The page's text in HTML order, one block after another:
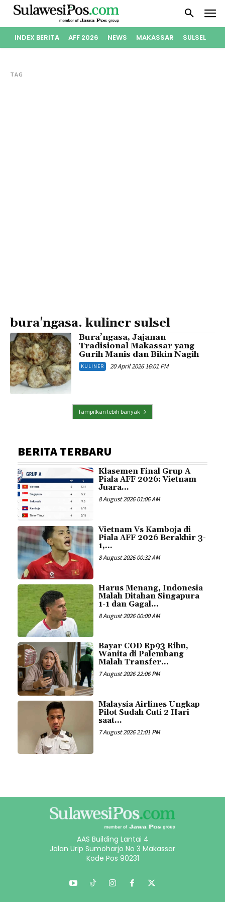
INDEX BERITA AFF 2026 NEWS MAKASSAR SULSEL
TAG
bura'ngasa. kuliner sulsel
Bura’ngasa, Jajanan
Tradisional Makassar yang
Gurih Manis dan Bikin Nagih
KULINER 20 April 2026 16:01 PM
Tampilkan lebih banyak
BERITA TERBARU
Klasemen Final Grup A
Piala AFF 2026: Vietnam
Juara...
8 August 2026 01:06 AM
Vietnam Vs Kamboja di
Piala AFF 2026 Berakhir 3-
1,...
8 August 2026 00:32 AM
Harus Menang, Indonesia
Malah Ditahan Singapura
1-1 dan Gagal...
8 August 2026 00:00 AM
Bayar COD Rp93 Ribu,
Wanita di Palembang
Malah Transfer...
7 August 2026 22:06 PM
Malaysia Airlines Ungkap
Pilot Sudah Cuti 2 Hari
saat...
7 August 2026 21:01 PM
AAS Building Lantai 4
Jalan Urip Sumoharjo No 3 Makassar
Kode Pos 90231